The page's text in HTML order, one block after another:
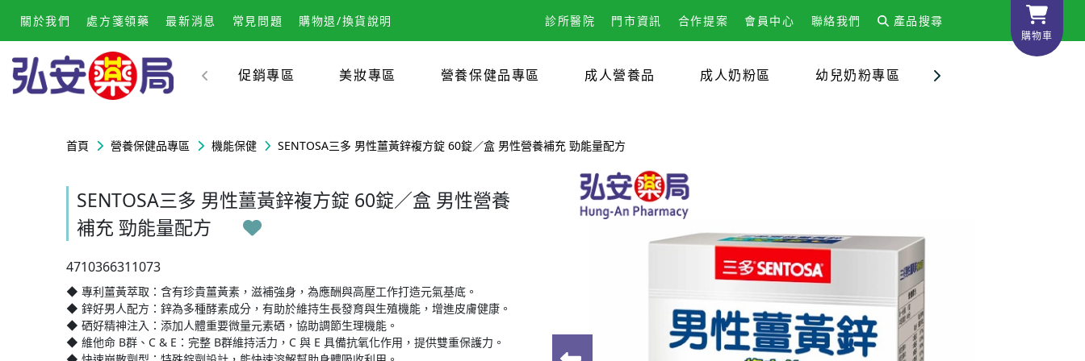
關於我們 處方箋領藥 最新消息 常見問題 購物退/換貨說明 診所醫院 門市資訊 合作提案 會員中心 聯絡我們 產品搜尋
促銷專區 美妝專區 營養保健品專區 成人營養品 成人奶粉區 幼兒奶粉專區
購物車
首頁 營養保健品專區 機能保健 SENTOSA三多 男性薑黃鋅複方錠 60錠／盒 男性營養補充 勁能量配方
SENTOSA三多 男性薑黃鋅複方錠 60錠／盒 男性營養
補充 勁能量配方
4710366311073
◆ 專利薑黃萃取：含有珍貴薑黃素，滋補強身，為應酬與高壓工作打造元氣基底。
◆ 鋅好男人配方：鋅為多種酵素成分，有助於維持生長發育與生殖機能，增進皮膚健康。
◆ 硒好精神注入：添加人體重要微量元素硒，協助調節生理機能。
◆ 維他命 B群、C & E：完整 B群維持活力，C 與 E 具備抗氧化作用，提供雙重保護力。